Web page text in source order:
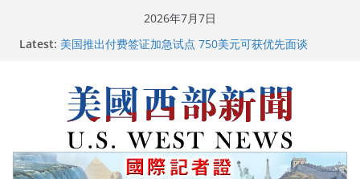
2026年7月7日
Latest: 广州市沉香协会会长周天明：让沉香有序走向世界
美国人
美国最高法院维持“出生公民权” : 出生在美国就是美国
人！
中国驻美国大使谢锋邀请美国老教师罗纳德·萨科尔斯基
再次访华